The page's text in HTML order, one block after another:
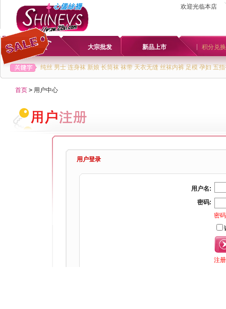
欢迎光临本店
首页 大宗批发 新品上市 积分兑换
纯丝 男士 连身袜 新娘 长筒袜 袜带 天衣无缝 丝袜内裤 足模 孕妇 五
首页 > 用户中心
用户登录
用户名:
密码:
密
注